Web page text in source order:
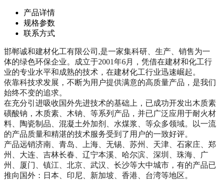
产品详情
规格参数
联系方式
邯郸诚和建材化工有限公司,是一家集科研、生产、销售为一
体的绿色环保企业。成立于2001年6月，凭借在建材和化工行
业的专业水平和成熟的技术，在建材化工行业迅速崛起。
依靠科技求发展，不断为用户提供满意的高质量产品，是我们
始终不变的追求。
在充分引进吸收国外先进技术的基础上，已成功开发出木质素
磺酸钠，木质素、木钠、等系列产品，并已广泛应用于耐火材
料、陶瓷制品、混凝土外加剂、水煤浆、等众多领域。以一流
的产品质量和精湛的技术服务受到了用户的一致好评。
产品远销济南、青岛、上海、无锡、苏州、天津、石家庄、郑
州、大连、吉林长春、辽宁本溪、哈尔滨、深圳、珠海、广
州、厦门、镇江、北京、武汉、长沙等大中城市，有的产品已
推向国外：日本、印尼、新加坡、香港、台湾等地区。